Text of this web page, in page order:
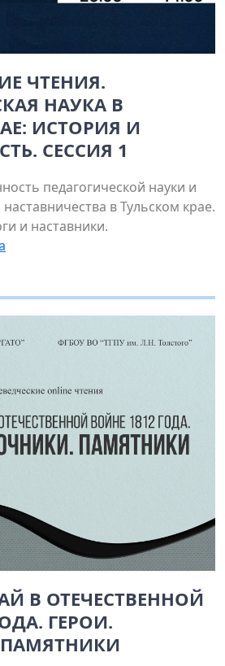
ЧТЕНИЯ.
НАУКА В
ИСТОРИЯ И
СЕССИЯ 1
педагогической науки и
в Тульском крае.
и наставники.
В ОТЕЧЕСТВЕННОЙ
ГЕРОИ.